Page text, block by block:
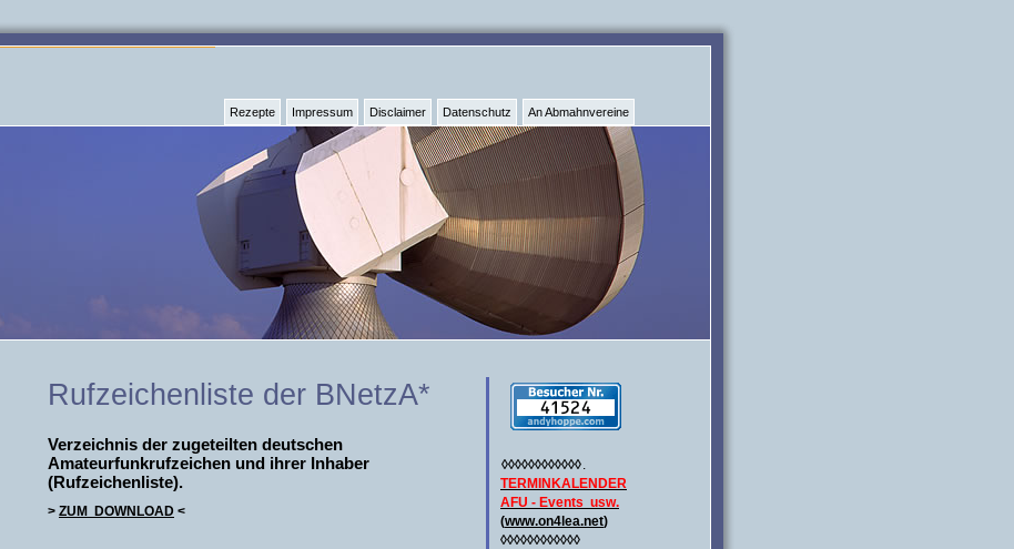
Rezepte Impressum Disclaimer Datenschutz An Abmahnvereine
◊◊◊◊◊◊◊◊◊◊◊◊.
TERMINKALENDER
AFU - Events usw.
(www.on4lea.net)
◊◊◊◊◊◊◊◊◊◊◊◊
Rufzeichenliste der BNetzA*
Verzeichnis der zugeteilten deutschen
Amateurfunkrufzeichen und ihrer Inhaber
(Rufzeichenliste).
> ZUM DOWNLOAD <